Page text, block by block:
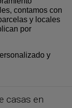
contamos con
y locales
por
y
casas en